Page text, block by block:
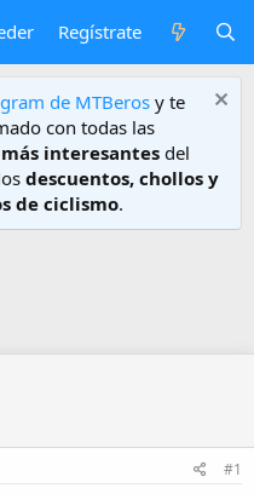
Regístrate
de MTBeros y te
con todas las
interesantes del
descuentos, chollos y
de ciclismo.
#1